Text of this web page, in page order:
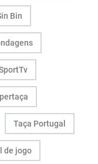
Bin
Taça Portugal
de jogo